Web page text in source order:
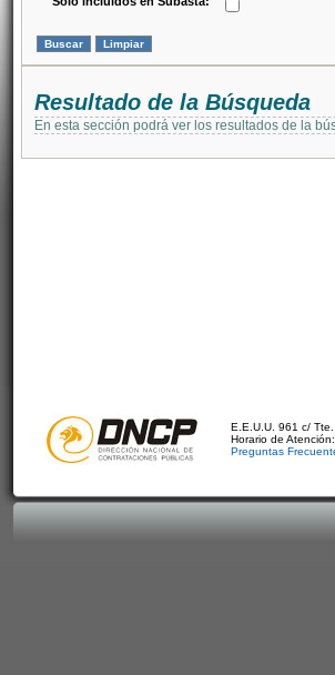
Resultado de la Búsqueda
En esta sección podrá ver los resultados de la
E.E.U.U. 961 c/
Horario de
Preguntas